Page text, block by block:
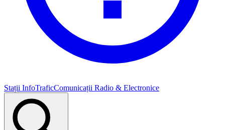
Stații InfoTraficComunicații Radio & Electronice